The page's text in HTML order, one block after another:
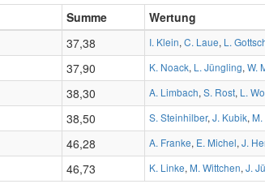
Summe Wertung
37,38 I. Klein, C. Laue, L.
37,90 K. Noack, L. Jüngling, W.
38,30 A. Limbach, S. Rost, L.
38,50 S. Steinhilber, J. Kubik,
46,28 A. Franke, E. Michel, J.
46,73 K. Linke, M. Wittchen, J.